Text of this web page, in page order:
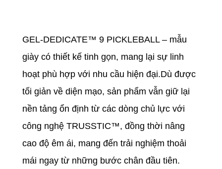
GEL-DEDICATE™ 9 PICKLEBALL – mẫu
giày có thiết kế tinh gọn, mang lại sự linh
hoạt phù hợp với nhu cầu hiện đại.Dù được
tối giản về diện mạo, sản phẩm vẫn giữ lại
nền tảng ổn định từ các dòng chủ lực với
công nghệ TRUSSTIC™, đồng thời nâng
cao độ êm ái, mang đến trải nghiệm thoải
mái ngay từ những bước chân đầu tiên.